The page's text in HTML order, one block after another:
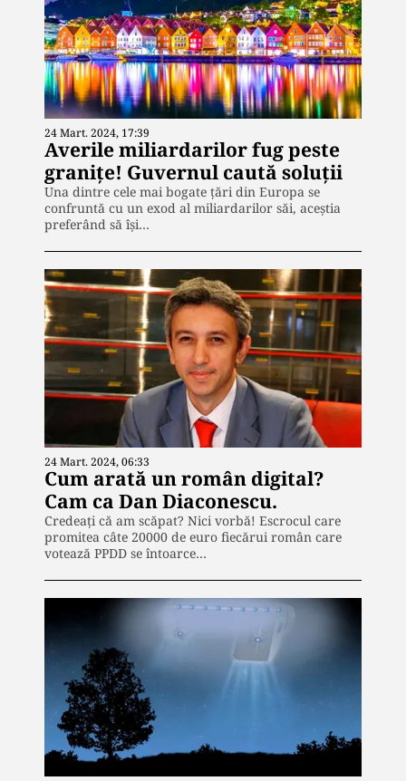
24 Mart. 2024, 17:39
Averile miliardarilor fug peste
granițe! Guvernul caută soluții
Una dintre cele mai bogate țări din Europa se
confruntă cu un exod al miliardarilor săi, aceștia
preferând să își…
24 Mart. 2024, 06:33
Cum arată un român digital?
Cam ca Dan Diaconescu.
Credeați că am scăpat? Nici vorbă! Escrocul care
promitea câte 20000 de euro fiecărui român care
votează PPDD se întoarce…